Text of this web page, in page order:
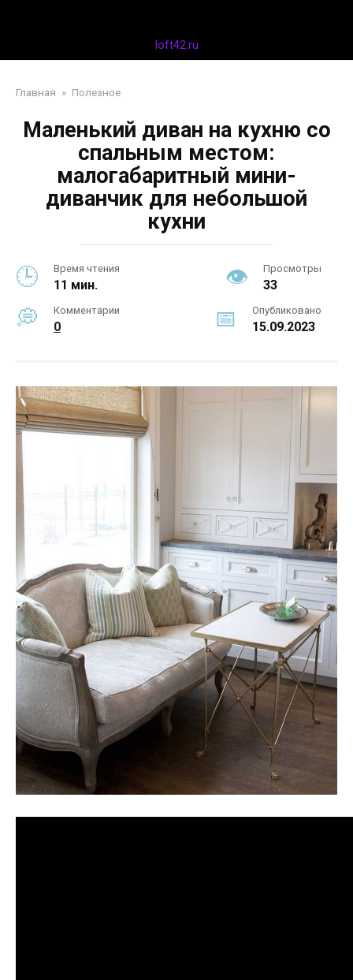
loft42.ru
Главная » Полезное
Маленький диван на кухню со
спальным местом:
малогабаритный мини-
диванчик для небольшой
кухни
Время чтения
11 мин.
Просмотры
33
Комментарии
0
Опубликовано
15.09.2023